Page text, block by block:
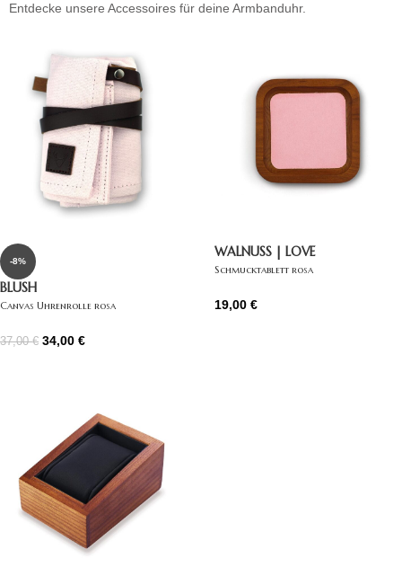
Entdecke unsere Accessoires für deine Armbanduhr.
-8%
BLUSH
Canvas Uhrenrolle rosa
37,00€ 34,00 €
WALNUSS | LOVE
Schmucktablett rosa
19,00 €